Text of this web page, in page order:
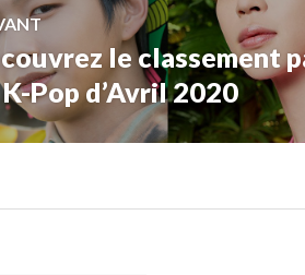
le classement
Pop d’Avril 2020